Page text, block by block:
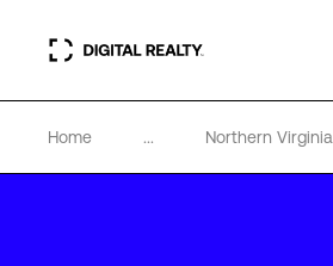
데이터 센터
Home ... Northern Virginia